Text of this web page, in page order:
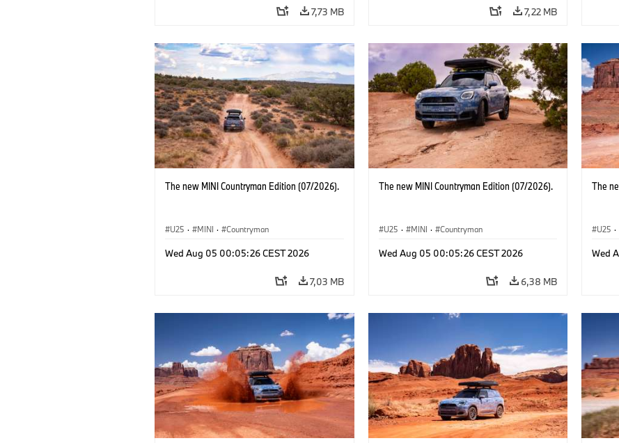
7,73 MB 7,22 MB
The new MINI Countryman Edition (07/2026).
U25 · MINI · Countryman
Wed Aug 05 00:05:26 CEST 2026
7,03 MB
The new MINI Countryman Edition (07/2026).
U25 · MINI · Countryman
Wed Aug 05 00:05:26 CEST 2026
6,38 MB
The
U25 ·
Wed